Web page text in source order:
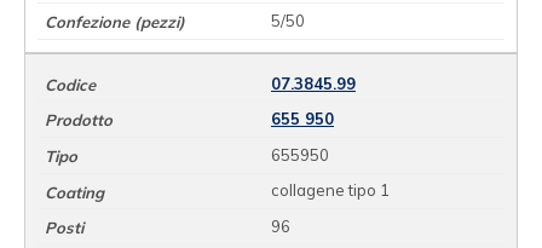
5/50
07.3845.99
655 950
655950
collagene tipo 1
96